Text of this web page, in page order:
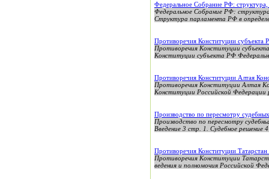
Федеральное Собрание РФ:
Федеральное Собрание РФ:
Структура парламента РФ в
Противоречия Конституции
Противоречия Конституции
Конституции субъекта РФ
Противоречия Конституции Алтая
Противоречия Конституции Алтая
Конституции Российской
Производство по пересмотру
Производство по пересмотру
Введение 3 стр. 1. Судебное
Противоречия Конституции
Противоречия Конституции
ведения и полномочия Российской